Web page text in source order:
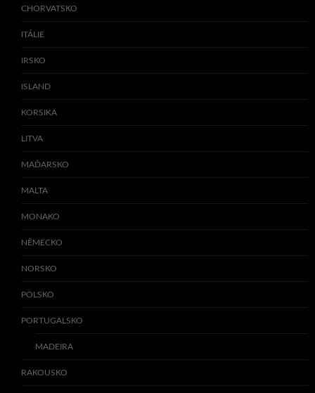
CHORVATSKO
ITÁLIE
IRSKO
ISLAND
KORSIKA
LITVA
MAĎARSKO
MALTA
MONAKO
NĚMECKO
NORSKO
POLSKO
PORTUGALSKO
MADEIRA
RAKOUSKO